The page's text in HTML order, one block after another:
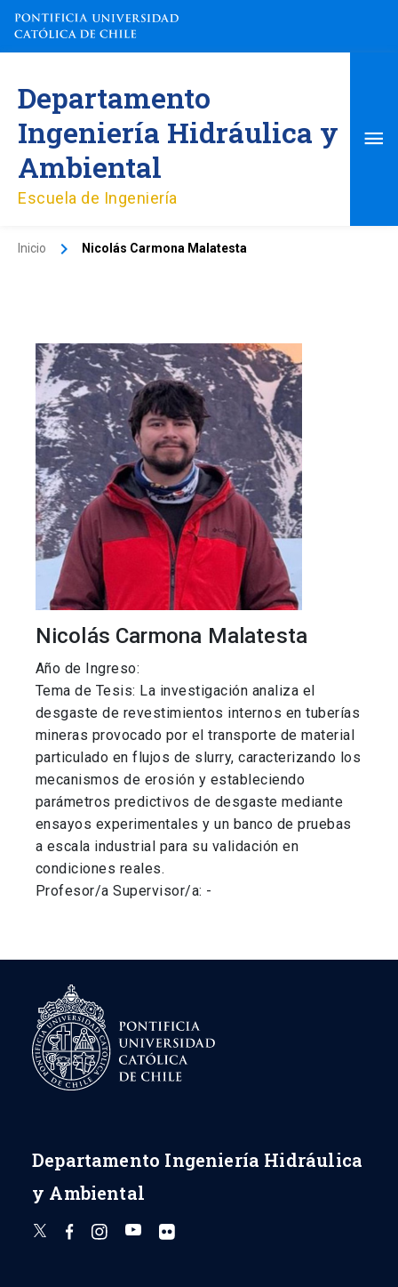
contenido
Departamento
Ingeniería Hidráulica y
Ambiental
Escuela de Ingeniería
Inicio Nicolás Carmona Malatesta
Nicolás Carmona Malatesta
Año de Ingreso:
Tema de Tesis: La investigación analiza el
desgaste de revestimientos internos en tuberías
mineras provocado por el transporte de material
particulado en flujos de slurry, caracterizando los
mecanismos de erosión y estableciendo
parámetros predictivos de desgaste mediante
ensayos experimentales y un banco de pruebas
a escala industrial para su validación en
condiciones reales.
Profesor/a Supervisor/a: -
Departamento Ingeniería Hidráulica
y Ambiental